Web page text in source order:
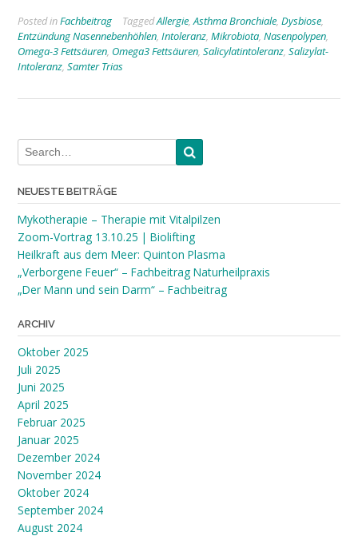
Posted inFachbeitrag TaggedAllergie,Asthma Bronchiale, Dysbiose,
Entzündung Nasennebenhöhlen, Intoleranz, Mikrobiota, Nasenpolypen,
Omega-3 Fettsäuren, Omega3 Fettsäuren, Salicylatintoleranz, Salizylat-
Intoleranz, Samter Trias
NEUESTE BEITRÄGE
Mykotherapie – Therapie mit Vitalpilzen
Zoom-Vortrag 13.10.25 | Biolifting
Heilkraft aus dem Meer: Quinton Plasma
„Verborgene Feuer“ – Fachbeitrag Naturheilpraxis
„Der Mann und sein Darm“ – Fachbeitrag
ARCHIV
Oktober 2025
Juli 2025
Juni 2025
April 2025
Februar 2025
Januar 2025
Dezember 2024
November 2024
Oktober 2024
September 2024
August 2024